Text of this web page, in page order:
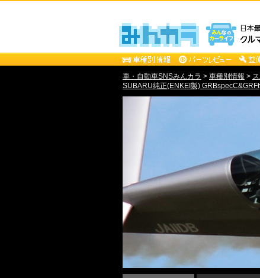
車・自動車SNSみんカラ > 車種別情報 >
SUBARU純正(ENKEI製)